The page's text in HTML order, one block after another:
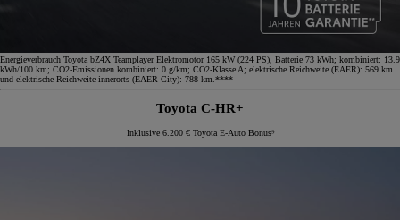
Energieverbrauch Toyota bZ4X Teamplayer Elektromotor 165 kW (224 PS), Batterie 73 kWh; kombiniert: 13.9
kWh/100 km; CO2-Emissionen kombiniert: 0 g/km; CO2-Klasse A; elektrische Reichweite (EAER): 569 km
und elektrische Reichweite innerorts (EAER City): 788 km.****
Toyota C-HR+
Inklusive 6.200 € Toyota E-Auto Bonus⁹